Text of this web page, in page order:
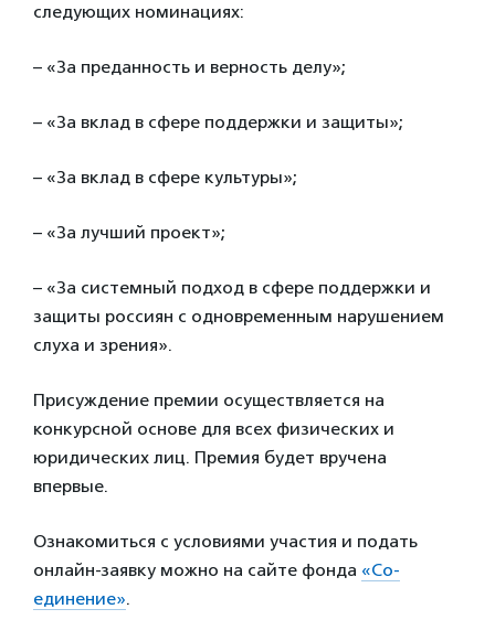
следующих номинациях:
– «За преданность и верность делу»;
– «За вклад в сфере поддержки и защиты»;
– «За вклад в сфере культуры»;
– «За лучший проект»;
– «За системный подход в сфере поддержки и
защиты россиян с одновременным нарушением
слуха и зрения».
Присуждение премии осуществляется на
конкурсной основе для всех физических и
юридических лиц. Премия будет вручена
впервые.
Ознакомиться с условиями участия и подать
онлайн-заявку можно на сайте фонда «Со-
единение».